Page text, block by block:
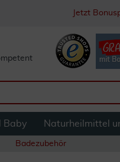
Jetzt
Baby Naturheilmittel
Badezubehör